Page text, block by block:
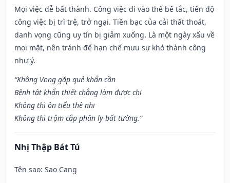
Mọi việc dễ bất thành. Công việc đi vào thế bế tắc, tiến độ
công việc bị trì trệ, trở ngại. Tiền bạc của cải thất thoát,
danh vọng cũng uy tín bị giảm xuống. Là một ngày xấu về
mọi mặt, nên tránh để hạn chế mưu sự khó thành công
như ý.
“Không Vong gặp quẻ khẩn cần
Bệnh tật khẩn thiết chẳng làm được chi
Không thì ôn tiểu thê nhi
Không thì trộm cắp phân ly bất tường.”
Nhị Thập Bát Tú
Tên sao: Sao Cang